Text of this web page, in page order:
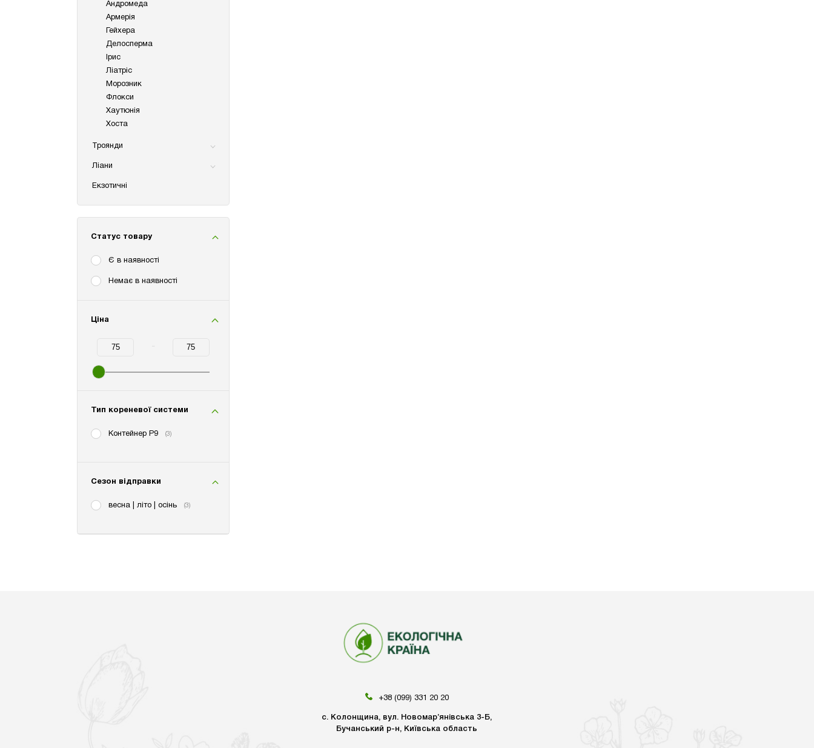
Андромеда
Армерія
Гейхера
Делосперма
Ірис
Ліатріс
Морозник
Флокси
Хаутюнія
Хоста
Троянди
Ліани
Екзотичні
Статус товару
Є в наявності
Немає в наявності
Ціна
Minimum Price
Maximum Price
Тип кореневої системи
Контейнер P9 (3)
Сезон відправки
весна | літо | осінь (3)
+38 (099) 331 20 20
с. Колонщина, вул. Новомар’янівська 3-Б,
Бучанський р-н, Київська область